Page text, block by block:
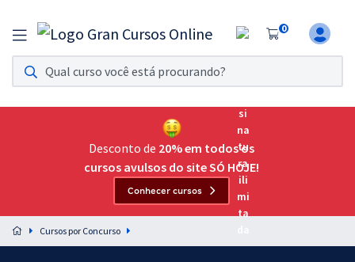
0
Assinatura Ilimitada 11
Acesso a todos os cursos. Teste grátis por 7 dias!
Assinatura OAB Até Passar
Acesso ilimitado a toda preparação para o Exame da
Preparação completa e intensiva para as principais
residências em saúde do Brasil
Desconto de 20% em todos os
cursos avulsos do site SÓ HOJE!
Conhecer cursos
Cursos por Concurso